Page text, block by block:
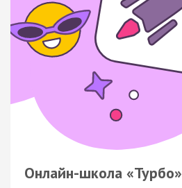
Онлайн-школа «Турбо»